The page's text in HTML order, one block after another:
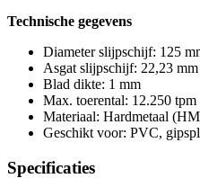
Technische gegevens
Diameter slijpschijf: 125
Asgat slijpschijf: 22,23 mm
Blad dikte: 1 mm
Max. toerental: 12.250 tpm
Materiaal: Hardmetaal
Geschikt voor: PVC,
Specificaties